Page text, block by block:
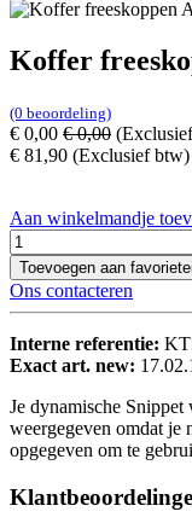
Koffer
(0 beoordeling)
€ 0,00 €0,00
€ 81,90 (Exclusief btw)
Aan winkelmandje
Toevoegen aan
Ons contacteren
Interne referentie:
Exact art. new:
Je dynamische
weergegeven omdat je
opgegeven om te